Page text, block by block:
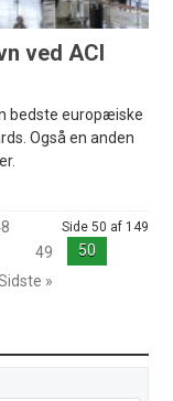
ved ACI
bedste europæiske
Også en anden
Side 50 af 149
49
50
»